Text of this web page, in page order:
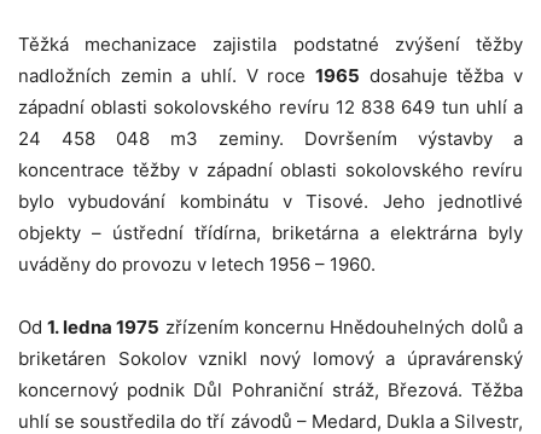
Těžká mechanizace zajistila podstatné zvýšení těžby
nadložních zemin a uhlí. V roce 1965 dosahuje těžba v
západní oblasti sokolovského revíru 12 838 649 tun uhlí a
24 458 048 m3 zeminy. Dovršením výstavby a
koncentrace těžby v západní oblasti sokolovského revíru
bylo vybudování kombinátu v Tisové. Jeho jednotlivé
objekty – ústřední třídírna, briketárna a elektrárna byly
uváděny do provozu v letech 1956 – 1960.
Od1. ledna 1975 zřízením koncernu Hnědouhelných dolů a
briketáren Sokolov vznikl nový lomový a úpravárenský
koncernový podnik Důl Pohraniční stráž, Březová. Těžba
uhlí se soustředila do tří závodů – Medard, Dukla a Silvestr,